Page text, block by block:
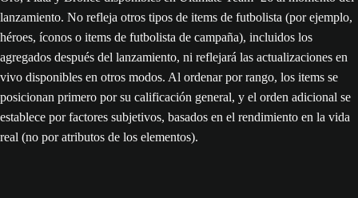
lanzamiento. No refleja otros tipos de items de futbolista (por ejemplo,
héroes, íconos o items de futbolista de campaña), incluidos los
agregados después del lanzamiento, ni reflejará las actualizaciones en
vivo disponibles en otros modos. Al ordenar por rango, los items se
posicionan primero por su calificación general, y el orden adicional se
establece por factores subjetivos, basados en el rendimiento en la vida
real (no por atributos de los elementos).